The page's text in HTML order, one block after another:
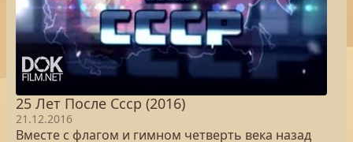
25 Лет После Cccр (2016)
21.12.2016
Вместе с флагом и гимном четверть века назад